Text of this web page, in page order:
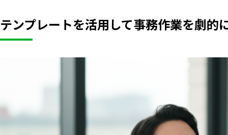
テンプレートを活用して事務作業を劇的